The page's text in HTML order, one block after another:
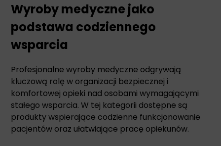
Wyroby medyczne jako
podstawa codziennego
wsparcia
Profesjonalne wyroby medyczne odgrywają
kluczową rolę w organizacji bezpiecznej i
komfortowej opieki nad osobami wymagającymi
stałego wsparcia. W tej kategorii dostępne są
produkty wspierające codzienne funkcjonowanie
pacjentów oraz ułatwiające pracę opiekunów.